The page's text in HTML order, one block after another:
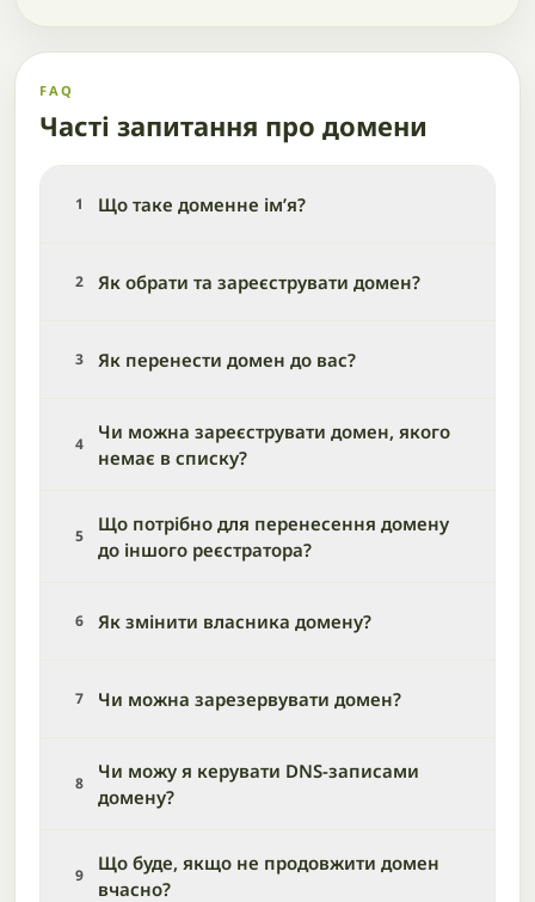
FAQ
Часті запитання про домени
1 Що таке доменне ім’я?
2 Як обрати та зареєструвати домен?
3 Як перенести домен до вас?
4
Чи можна зареєструвати домен, якого
немає в списку?
5
Що потрібно для перенесення домену
до іншого реєстратора?
6 Як змінити власника домену?
7 Чи можна зарезервувати домен?
8
Чи можу я керувати DNS-записами
домену?
9
Що буде, якщо не продовжити домен
вчасно?